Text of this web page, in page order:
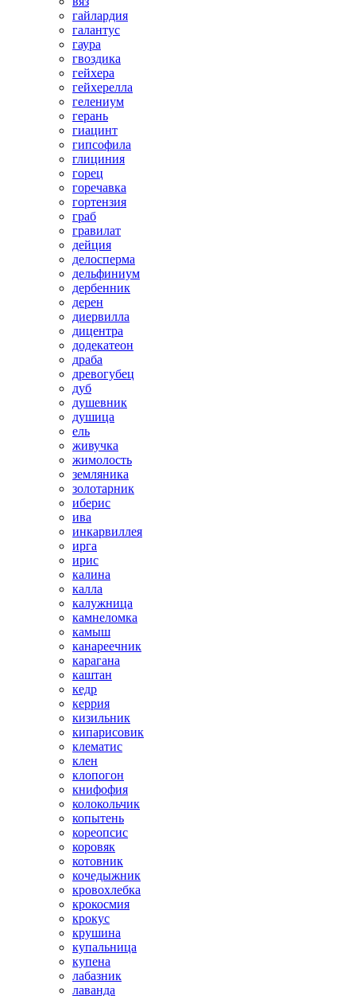
гайлардия
галантус
гаура
гвоздика
гейхера
гейхерелла
гелениум
герань
гиацинт
гипсофила
глициния
горец
горечавка
гортензия
граб
гравилат
дейция
делосперма
дельфиниум
дербенник
дерен
диервилла
дицентра
додекатеон
драба
древогубец
дуб
душевник
душица
ель
живучка
жимолость
земляника
золотарник
иберис
ива
инкарвиллея
ирга
ирис
калина
калла
калужница
камнеломка
камыш
канареечник
карагана
каштан
кедр
керрия
кизильник
кипарисовик
клематис
клен
клопогон
книфофия
колокольчик
копытень
кореопсис
коровяк
котовник
кочедыжник
кровохлебка
крокосмия
крокус
крушина
купальница
купена
лабазник
лаванда